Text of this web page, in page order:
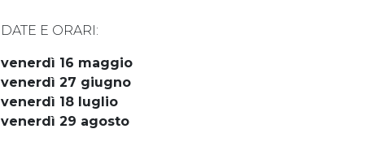
DATE E ORARI:
venerdì 16 maggio
venerdì 27 giugno
venerdì 18 luglio
venerdì 29 agosto